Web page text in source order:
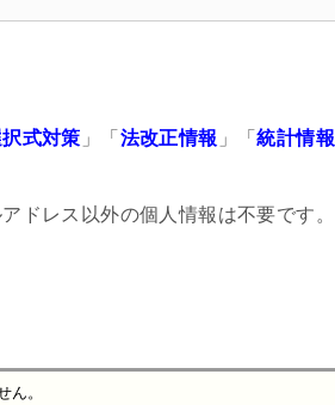
式対策 」「 法改正情報 」「統計情報
ドレス以外の個人情報は不要です。